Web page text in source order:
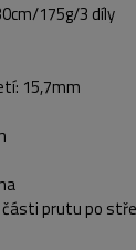
175g/3 díly
15,7mm
prutu po